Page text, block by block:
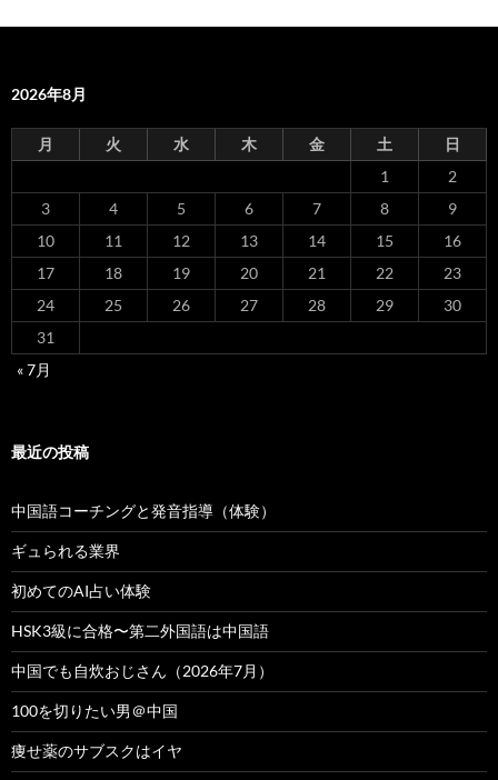
2026年8月
月 火 水 木 金 土
日
1
2
3
4 5 6 7 8
9
10
11 12 13 14 15
16
17
18 19 20 21 22
23
24
25 26 27 28 29
30
31
« 7月
最近の投稿
中国語コーチングと発音指導（体験）
ギュられる業界
初めてのAI占い体験
HSK3級に合格〜第二外国語は中国語
中国でも自炊おじさん（2026年7月）
100を切りたい男＠中国
痩せ薬のサブスクはイヤ